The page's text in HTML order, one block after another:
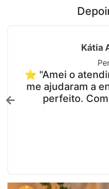
Kátia
⭐ "Amei o
me ajudaram a
perfeito.